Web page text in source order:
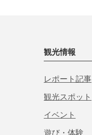
観光情報
レポート記事
観光スポット
イベント
遊び・体験